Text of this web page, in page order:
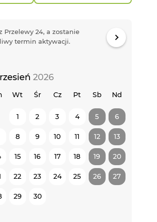
Przelewy 24, a zostanie
termin aktywacji.
2026
Wt Śr Cz Pt Sb Nd
1 2 3 4 5 6
8 9 10 11 12 13
15 16 17 18 19 20
22 23 24 25 26 27
29 30